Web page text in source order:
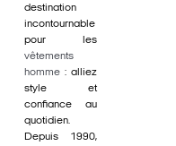
destination
incontournable
pour les
vêtements
homme : alliez
style et
confiance au
quotidien.
Depuis 1990,